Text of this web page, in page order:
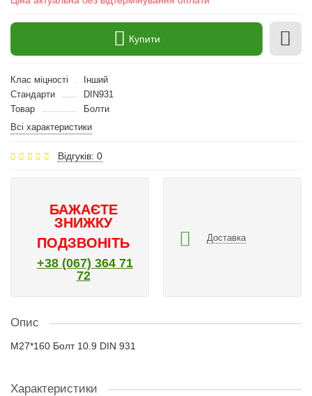
Купити
Клас міцності
Інший
Стандарти
DIN931
Товар
Болти
Всі характеристики
Відгуків: 0
БАЖАЄТЕ
ЗНИЖКУ
ПОДЗВОНІТЬ
+38 (067) 364 71
72
Доставка
Опис
M27*160 Болт 10.9 DIN 931
Характеристики